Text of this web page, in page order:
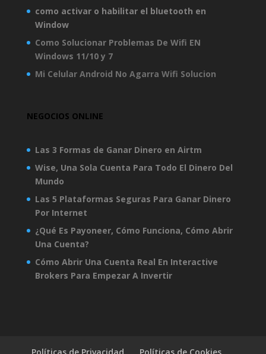
como activar o habilitar el bluetooth en
Window
Como Solucionar Problemas De Wifi EN
Windows 11/10 y 7
Mi Celular Android No Agarra Wifi Solucion
NEGOCIOS ONLINE
Las 3 Formas de Ganar Dinero en Airtm
Wise, Una Sola Cuenta Para Todo El Dinero Del
Mundo
Las 5 Plataformas Seguras Para Ganar Dinero
Por Internet
¿Qué Es Payoneer, Cómo Funciona, Cómo Abrir
Una Cuenta?
Cómo Abrir Una Cuenta Real En Interactive
Brokers Para Empezar A Invertir